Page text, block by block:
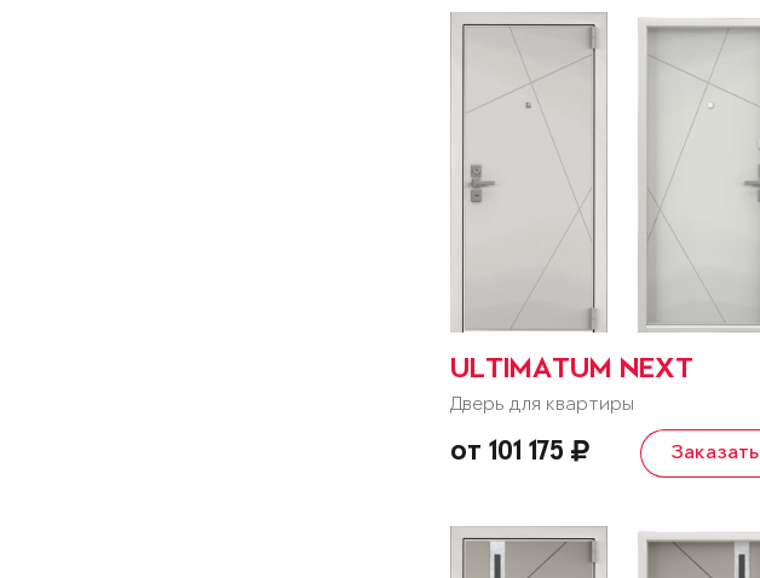
ULTIMATUM NEXT
Дверь для квартиры
от 101 175 Заказать